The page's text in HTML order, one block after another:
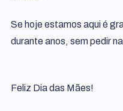
Se hoje estamos aqui é
durante anos, sem pedir
Feliz Dia das Mães!